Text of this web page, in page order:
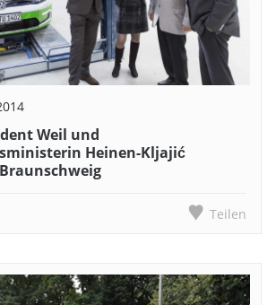
Weil und
Heinen-Kljajić
Teilen